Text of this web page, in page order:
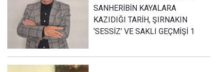
SANHERİBİN KAYALARA
KAZIDIĞI TARİH, ŞIRNAKIN
‘SESSİZ’ VE SAKLI GEÇMİŞİ 1